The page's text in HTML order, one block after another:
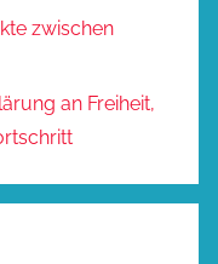
zwischen
an Freiheit,